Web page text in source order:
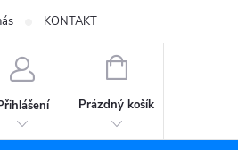
KONTAKT
NÁKUPNÍ
Prázdný košík